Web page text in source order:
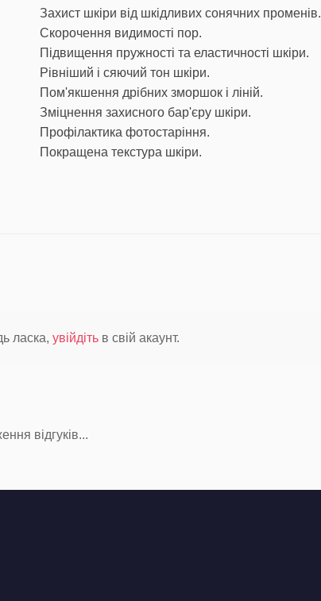
Захист шкіри від шкідливих сонячних променів.
Скорочення видимості пор.
Підвищення пружності та еластичності шкіри.
Рівніший і сяючий тон шкіри.
Пом'якшення дрібних зморшок і ліній.
Зміцнення захисного бар'єру шкіри.
Профілактика фотостаріння.
Покращена текстура шкіри.
ласка, увійдітьв свій акаунт.
відгуків...